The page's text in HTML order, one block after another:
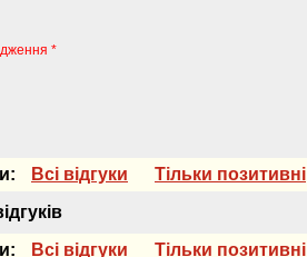
*
Всi вiдгуки Тiльки позитивнi
Всi вiдгуки Тiльки позитивнi